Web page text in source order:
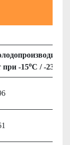
при -15оС / -23,3